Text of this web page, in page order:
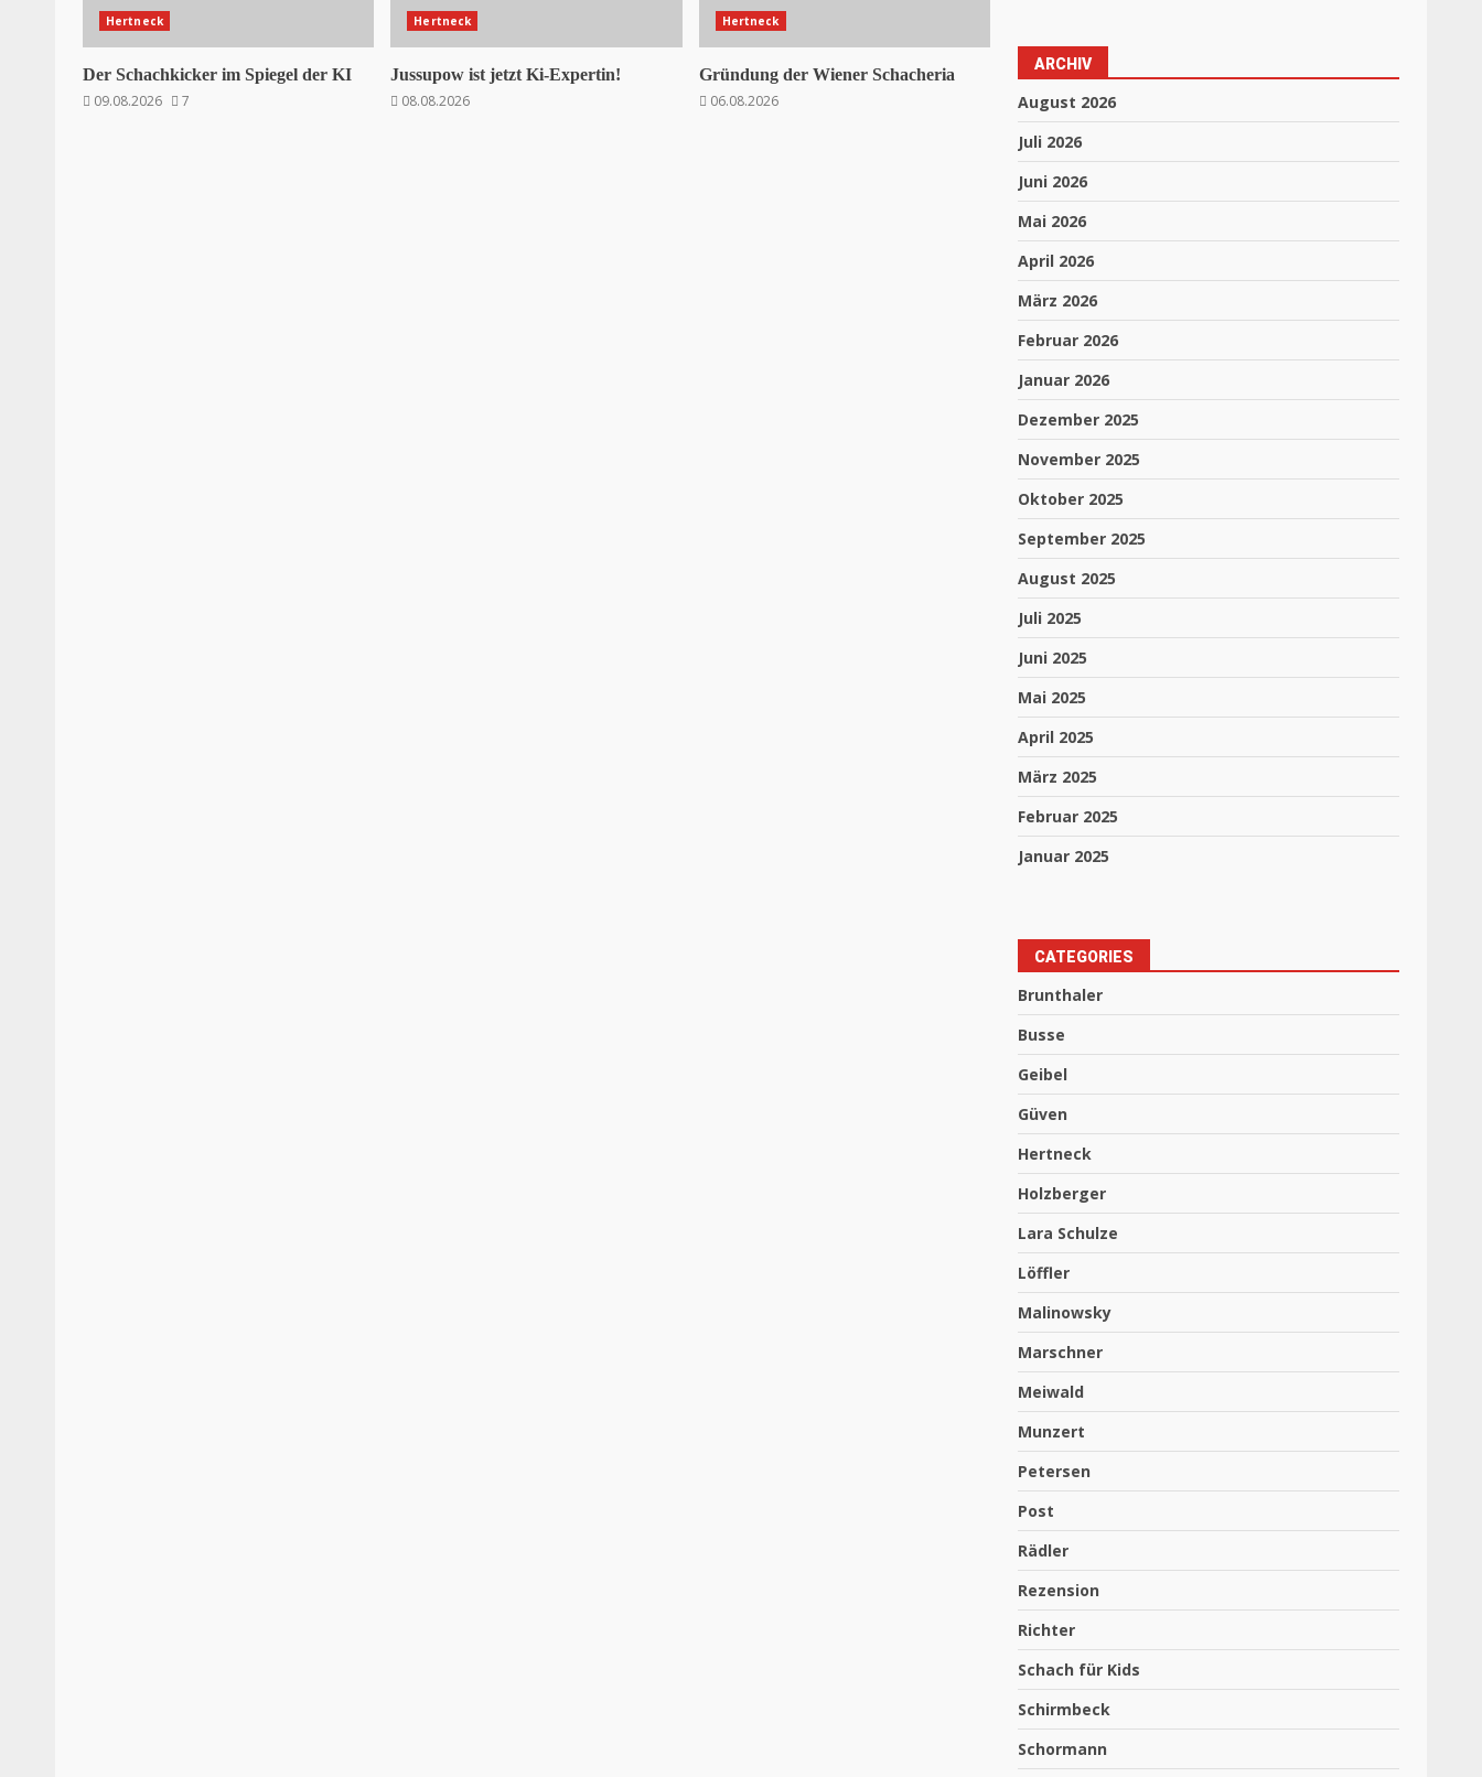
Hertneck
Der Schachkicker im Spiegel der KI
09.08.2026
7
Hertneck
Jussupow ist jetzt Ki-Expertin!
08.08.2026
Hertneck
Gründung der Wiener Schacheria
06.08.2026
ARCHIV
August 2026
Juli 2026
Juni 2026
Mai 2026
April 2026
März 2026
Februar 2026
Januar 2026
Dezember 2025
November 2025
Oktober 2025
September 2025
August 2025
Juli 2025
Juni 2025
Mai 2025
April 2025
März 2025
Februar 2025
Januar 2025
CATEGORIES
Brunthaler
Busse
Geibel
Güven
Hertneck
Holzberger
Lara Schulze
Löffler
Malinowsky
Marschner
Meiwald
Munzert
Petersen
Post
Rädler
Rezension
Richter
Schach für Kids
Schirmbeck
Schormann